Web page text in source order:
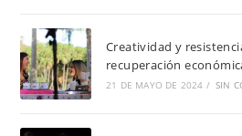
Creatividad y
recuperación
21 DE MAYO DE 2024 / SIN